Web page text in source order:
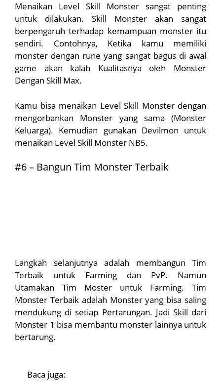
Menaikan Level Skill Monster sangat penting
untuk dilakukan. Skill Monster akan sangat
berpengaruh terhadap kemampuan monster itu
sendiri. Contohnya, Ketika kamu memiliki
monster dengan rune yang sangat bagus di awal
game akan kalah Kualitasnya oleh Monster
Dengan Skill Max.
Kamu bisa menaikan Level Skill Monster dengan
mengorbankan Monster yang sama (Monster
Keluarga). Kemudian gunakan Devilmon untuk
menaikan Level Skill Monster NB5.
#6 – Bangun Tim Monster Terbaik
Langkah selanjutnya adalah membangun Tim
Terbaik untuk Farming dan PvP. Namun
Utamakan Tim Moster untuk Farming. Tim
Monster Terbaik adalah Monster yang bisa saling
mendukung di setiap Pertarungan. Jadi Skill dari
Monster 1 bisa membantu monster lainnya untuk
bertarung.
Baca juga: